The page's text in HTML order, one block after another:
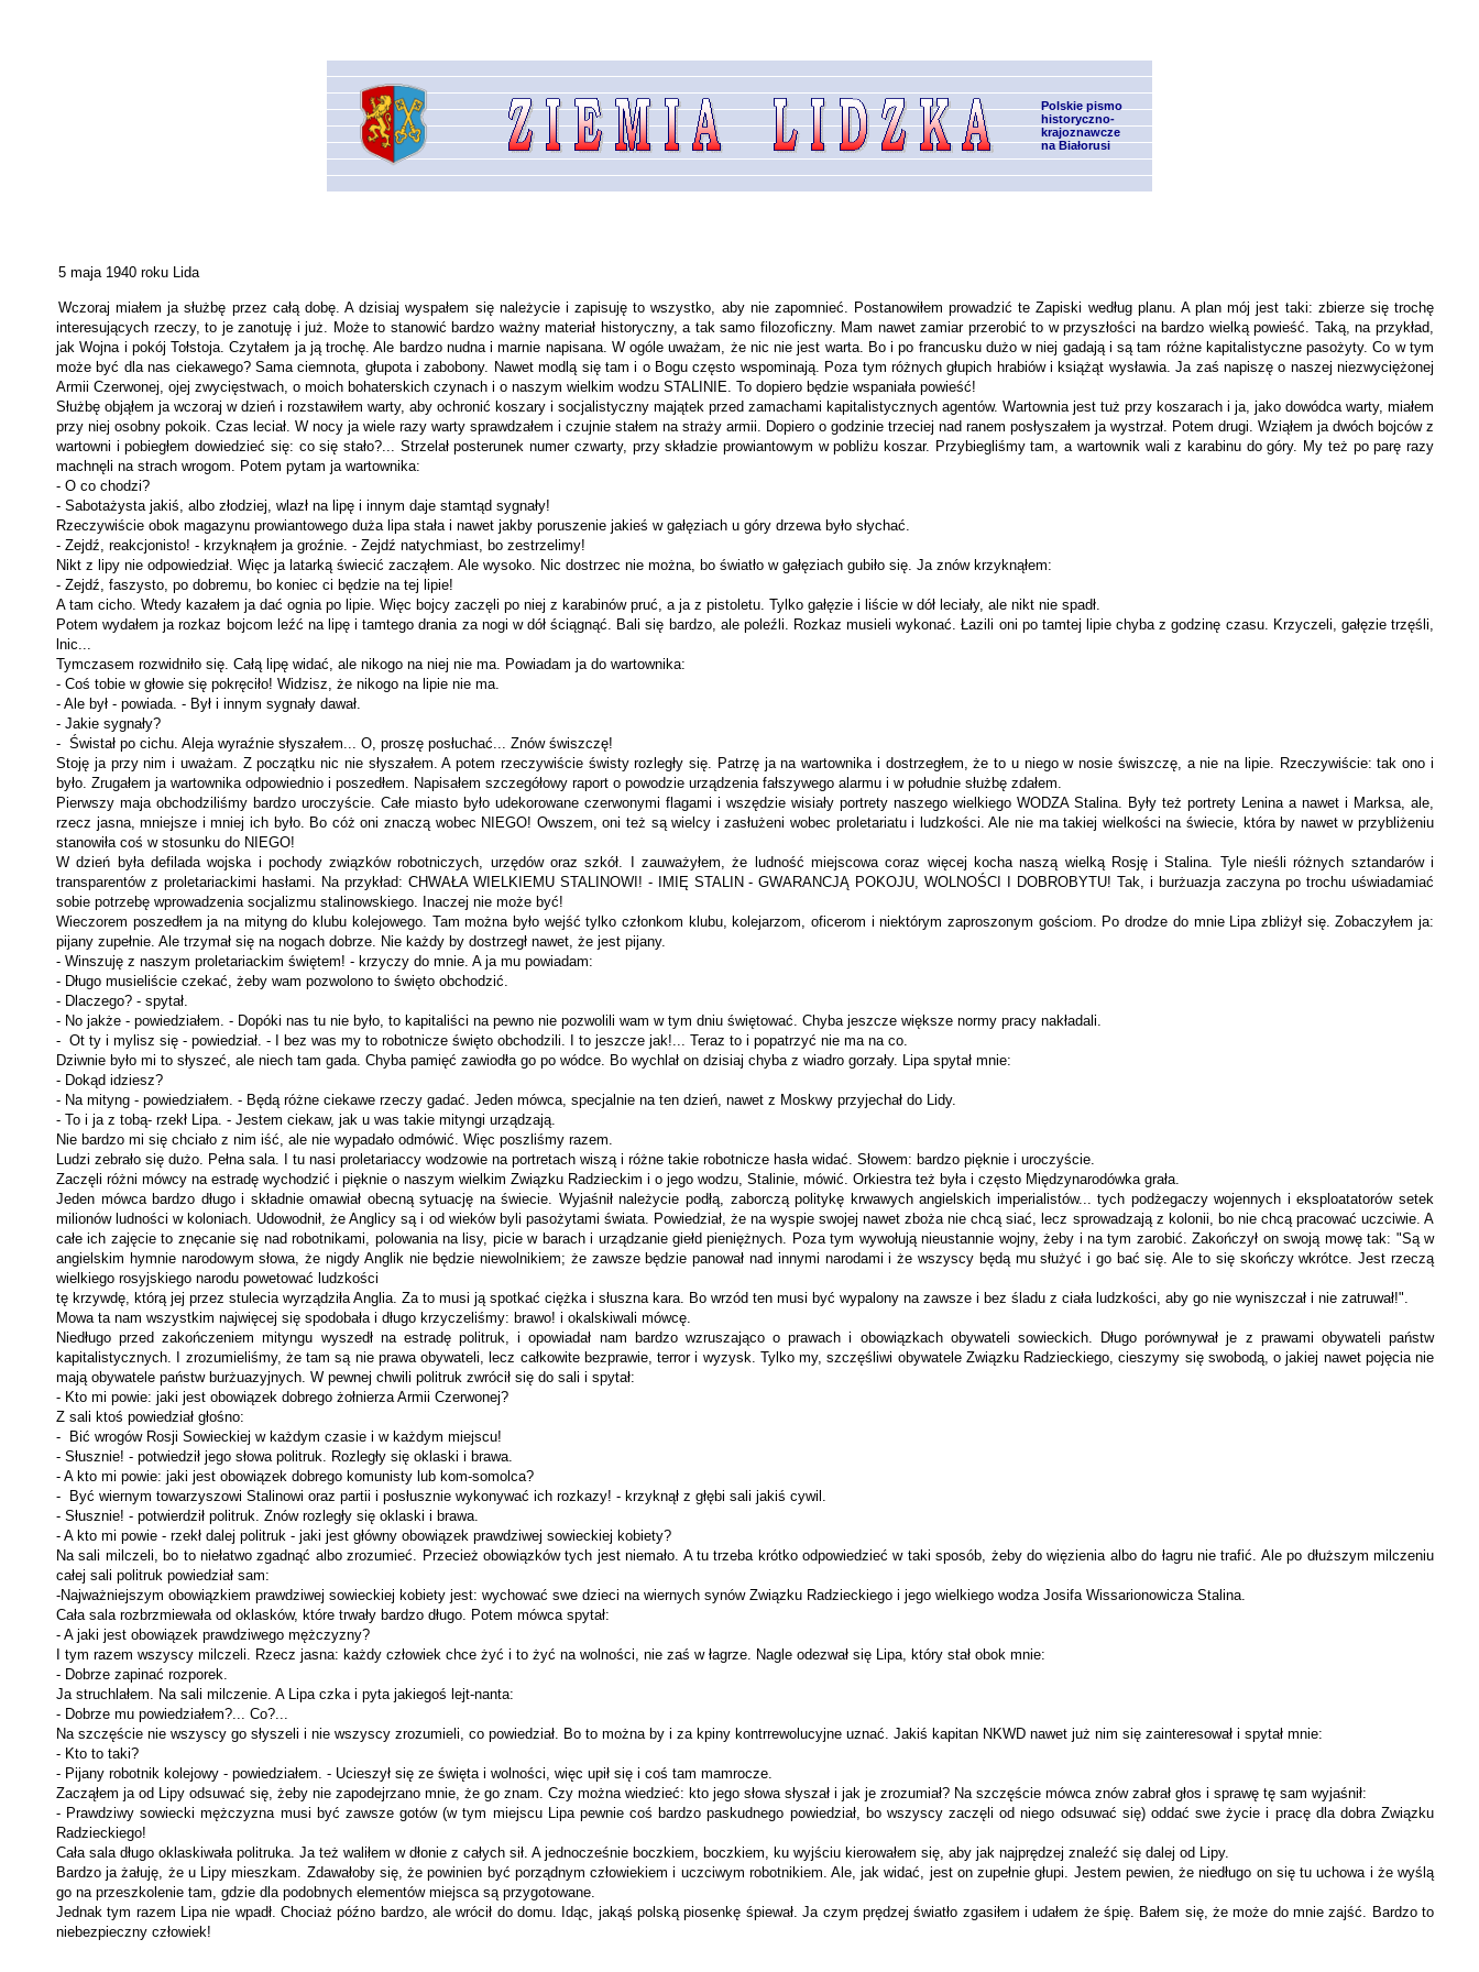
Polskie pismo
historyczno-
krajoznawcze
na Białorusi
5 maja 1940 roku Lida
Wczoraj miałem ja służbę przez całą dobę. A dzisiaj wyspałem się należycie i zapisuję to wszystko, aby nie zapomnieć. Postanowiłem prowadzić te Zapiski według planu. A plan mój jest taki: zbierze się trochę
interesujących rzeczy, to je zanotuję i już. Może to stanowić bardzo ważny materiał historyczny, a tak samo filozoficzny. Mam na­wet zamiar przerobić to w przyszłości na bardzo wielką powieść. Ta­ką, na przykład,
jak Wojna i pokój Tołstoja. Czytałem ja ją trochę. Ale bardzo nudna i marnie napisana. W ogóle uważam, że nic nie jest warta. Bo i po francusku dużo w niej gadają i są tam różne kapitalistyczne pasożyty. Co w tym
może być dla nas ciekawego? Sama ciemnota, głu­pota i zabobony. Nawet modlą się tam i o Bogu często wspominają. Poza tym różnych głupich hrabiów i książąt wysławia. Ja zaś napiszę o naszej niezwyciężonej
Armii Czerwonej, ojej zwycięstwach, o moich bohaterskich czynach i o naszym wielkim wodzu STALINIE. To dopie­ro będzie wspaniała powieść!
Służbę objąłem ja wczoraj w dzień i rozstawiłem warty, aby ochro­nić koszary i socjalistyczny majątek przed zamachami kapitalistycznych agentów. Wartownia jest tuż przy koszarach i ja, jako dowódca warty, miałem
przy niej osobny pokoik. Czas leciał. W nocy ja wiele razy warty sprawdzałem i czujnie stałem na straży armii. Dopiero o godzinie trzeciej nad ranem posłyszałem ja wystrzał. Potem drugi. Wziąłem ja dwóch bojców z
wartowni i pobiegłem dowiedzieć się: co się stało?... Strzelał posterunek numer czwarty, przy składzie prowiantowym w po­bliżu koszar. Przybiegliśmy tam, a wartownik wali z karabinu do góry. My też po parę razy
machnęli na strach wrogom. Potem pytam ja war­townika:
- O co chodzi?
- Sabotażysta jakiś, albo złodziej, wlazł na lipę i innym daje stamtąd sygnały!
Rzeczywiście obok magazynu prowiantowego duża lipa stała i na­wet jakby poruszenie jakieś w gałęziach u góry drzewa było słychać.
- Zejdź, reakcjonisto! - krzyknąłem ja groźnie. - Zejdź natychmiast, bo zestrzelimy!
Nikt z lipy nie odpowiedział. Więc ja latarką świecić zacząłem. Ale wysoko. Nic dostrzec nie można, bo światło w gałęziach gubiło się. Ja znów krzyknąłem:
- Zejdź, faszysto, po dobremu, bo koniec ci będzie na tej lipie!
A tam cicho. Wtedy kazałem ja dać ognia po lipie. Więc bojcy zaczęli po niej z karabinów pruć, a ja z pistoletu. Tylko gałęzie i liście w dół leciały, ale nikt nie spadł.
Potem wydałem ja rozkaz bojcom leźć na lipę i tamtego drania za nogi w dół ściągnąć. Bali się bardzo, ale poleźli. Rozkaz musieli wy­konać. Łazili oni po tamtej lipie chyba z godzinę czasu. Krzyczeli, gałę­zie trzęśli,
lnic...
Tymczasem rozwidniło się. Całą lipę widać, ale nikogo na niej nie ma. Powiadam ja do wartownika:
- Coś tobie w głowie się pokręciło! Widzisz, że nikogo na lipie nie ma.
- Ale był - powiada. - Był i innym sygnały dawał.
- Jakie sygnały?
- Świstał po cichu. Aleja wyraźnie słyszałem... O, proszę posłu­chać... Znów świszczę!
Stoję ja przy nim i uważam. Z początku nic nie słyszałem. A potem rzeczywiście świsty rozległy się. Patrzę ja na wartownika i dostrzegłem, że to u niego w nosie świszczę, a nie na lipie. Rzeczywiście: tak ono i
było. Zrugałem ja wartownika odpowiednio i poszedłem. Napisałem szczegółowy raport o powodzie urządzenia fałszywego alarmu i w po­łudnie służbę zdałem.
Pierwszy maja obchodziliśmy bardzo uroczyście. Całe miasto było udekorowane czerwonymi flagami i wszędzie wisiały portrety naszego wielkiego WODZA Stalina. Były też portrety Lenina a nawet i Marksa, ale,
rzecz jasna, mniejsze i mniej ich było. Bo cóż oni znaczą wobec NIEGO! Owszem, oni też są wielcy i zasłużeni wobec proletariatu i ludzkości. Ale nie ma takiej wielkości na świecie, która by nawet w przybliżeniu
stanowiła coś w stosunku do NIEGO!
W dzień była defilada wojska i pochody związków robotniczych, urzędów oraz szkół. I zauważyłem, że ludność miejscowa coraz wię­cej kocha naszą wielką Rosję i Stalina. Tyle nieśli różnych sztandarów i
transparentów z proletariackimi hasłami. Na przykład: CHWAŁA WIELKIEMU STALINOWI! - IMIĘ STALIN - GWARANCJĄ PO­KOJU, WOLNOŚCI I DOBROBYTU! Tak, i burżuazja zaczyna po tro­chu uświadamiać
sobie potrzebę wprowadzenia socjalizmu stalinow­skiego. Inaczej nie może być!
Wieczorem poszedłem ja na mityng do klubu kolejowego. Tam można było wejść tylko członkom klubu, kolejarzom, oficerom i niektó­rym zaproszonym gościom. Po drodze do mnie Lipa zbliżył się. Zoba­czyłem ja:
pijany zupełnie. Ale trzymał się na nogach dobrze. Nie każdy by dostrzegł nawet, że jest pijany.
- Winszuję z naszym proletariackim świętem! - krzyczy do mnie. A ja mu powiadam:
- Długo musieliście czekać, żeby wam pozwolono to święto ob­chodzić.
- Dlaczego? - spytał.
- No jakże - powiedziałem. - Dopóki nas tu nie było, to kapitaliści na pewno nie pozwolili wam w tym dniu świętować. Chyba jeszcze większe normy pracy nakładali.
- Ot ty i mylisz się - powiedział. - I bez was my to robotnicze święto obchodzili. I to jeszcze jak!... Teraz to i popatrzyć nie ma na co.
Dziwnie było mi to słyszeć, ale niech tam gada. Chyba pamięć za­wiodła go po wódce. Bo wychlał on dzisiaj chyba z wiadro gorzały. Lipa spytał mnie:
- Dokąd idziesz?
- Na mityng - powiedziałem. - Będą różne ciekawe rzeczy gadać. Jeden mówca, specjalnie na ten dzień, nawet z Moskwy przyjechał do Lidy.
- To i ja z tobą- rzekł Lipa. - Jestem ciekaw, jak u was takie mityn­gi urządzają.
Nie bardzo mi się chciało z nim iść, ale nie wypadało odmówić. Więc poszliśmy razem.
Ludzi zebrało się dużo. Pełna sala. I tu nasi proletariaccy wodzo­wie na portretach wiszą i różne takie robotnicze hasła widać. Słowem: bardzo pięknie i uroczyście.
Zaczęli różni mówcy na estradę wychodzić i pięknie o naszym wiel­kim Związku Radzieckim i o jego wodzu, Stalinie, mówić. Orkiestra też była i często Międzynarodówka grała.
Jeden mówca bardzo długo i składnie omawiał obecną sytuację na świecie. Wyjaśnił należycie podłą, zaborczą politykę krwawych an­gielskich imperialistów... tych podżegaczy wojennych i eksploatatorów setek
milionów ludności w koloniach. Udowodnił, że Anglicy są i od wieków byli pasożytami świata. Powiedział, że na wyspie swojej na­wet zboża nie chcą siać, lecz sprowadzają z kolonii, bo nie chcą pra­cować uczciwie. A
całe ich zajęcie to znęcanie się nad robotnikami, polowania na lisy, picie w barach i urządzanie giełd pieniężnych. Poza tym wywołują nieustannie wojny, żeby i na tym zarobić. Zakończył on swoją mowę tak: "Są w
angielskim hymnie narodowym słowa, że nigdy Anglik nie będzie niewolnikiem; że zawsze będzie panował nad innymi narodami i że wszyscy będą mu służyć i go bać się. Ale to się skończy wkrótce. Jest rzeczą
wielkiego rosyjskiego narodu powetować ludzkości
tę krzywdę, którą jej przez stulecia wyrządziła Anglia. Za to musi ją spotkać ciężka i słuszna kara. Bo wrzód ten musi być wypalony na zaw­sze i bez śladu z ciała ludzkości, aby go nie wyniszczał i nie zatruwał!".
Mowa ta nam wszystkim najwięcej się spodobała i długo krzycze­liśmy: brawo! i okalskiwali mówcę.
Niedługo przed zakończeniem mityngu wyszedł na estradę politruk, i opowiadał nam bardzo wzruszająco o prawach i obowiązkach obywa­teli sowieckich. Długo porównywał je z prawami obywateli państw
kapitalistycznych. I zrozumieliśmy, że tam są nie prawa obywateli, lecz całkowite bezprawie, terror i wyzysk. Tylko my, szczęśliwi obywatele Związku Radzieckiego, cieszymy się swobodą, o jakiej nawet pojęcia nie
mają obywatele państw burżuazyjnych. W pewnej chwili politruk zwrócił się do sali i spytał:
- Kto mi powie: jaki jest obowiązek dobrego żołnierza Armii Czer­wonej?
Z sali ktoś powiedział głośno:
- Bić wrogów Rosji Sowieckiej w każdym czasie i w każdym miejscu!
- Słusznie! - potwiedził jego słowa politruk. Rozległy się oklaski i brawa.
- A kto mi powie: jaki jest obowiązek dobrego komunisty lub kom-somolca?
- Być wiernym towarzyszowi Stalinowi oraz partii i posłusznie wykonywać ich rozkazy! - krzyknął z głębi sali jakiś cywil.
- Słusznie! - potwierdził politruk. Znów rozległy się oklaski i brawa.
- A kto mi powie - rzekł dalej politruk - jaki jest główny obowią­zek prawdziwej sowieckiej kobiety?
Na sali milczeli, bo to niełatwo zgadnąć albo zrozumieć. Przecież obowiązków tych jest niemało. A tu trzeba krótko odpowiedzieć w taki sposób, żeby do więzienia albo do łagru nie trafić. Ale po dłuższym milczeniu
całej sali politruk powiedział sam:
-Najważniejszym obowiązkiem prawdziwej sowieckiej kobiety jest: wychować swe dzieci na wiernych synów Związku Radzieckiego i jego wielkiego wodza Josifa Wissarionowicza Stalina.
Cała sala rozbrzmiewała od oklasków, które trwały bardzo długo. Potem mówca spytał:
- A jaki jest obowiązek prawdziwego mężczyzny?
I tym razem wszyscy milczeli. Rzecz jasna: każdy człowiek chce żyć i to żyć na wolności, nie zaś w łagrze. Nagle odezwał się Lipa, który stał obok mnie:
- Dobrze zapinać rozporek.
Ja struchlałem. Na sali milczenie. A Lipa czka i pyta jakiegoś lejt-nanta:
- Dobrze mu powiedziałem?... Co?...
Na szczęście nie wszyscy go słyszeli i nie wszyscy zrozumieli, co powiedział. Bo to można by i za kpiny kontrrewolucyjne uznać. Jakiś kapitan NKWD nawet już nim się zainteresował i spytał mnie:
- Kto to taki?
- Pijany robotnik kolejowy - powiedziałem. - Ucieszył się ze święta i wolności, więc upił się i coś tam mamrocze.
Zacząłem ja od Lipy odsuwać się, żeby nie zapodejrzano mnie, że go znam. Czy można wiedzieć: kto jego słowa słyszał i jak je zrozumiał? Na szczęście mówca znów zabrał głos i sprawę tę sam wyjaśnił:
- Prawdziwy sowiecki mężczyzna musi być zawsze gotów (w tym miejscu Lipa pewnie coś bardzo paskudnego powiedział, bo wszyscy zaczęli od niego odsuwać się) oddać swe życie i pracę dla dobra Związ­ku
Radzieckiego!
Cała sala długo oklaskiwała politruka. Ja też waliłem w dłonie z ca­łych sił. A jednocześnie boczkiem, boczkiem, ku wyjściu kierowałem się, aby jak najprędzej znaleźć się dalej od Lipy.
Bardzo ja żałuję, że u Lipy mieszkam. Zdawałoby się, że powinien być porządnym człowiekiem i uczciwym robotnikiem. Ale, jak widać, jest on zupełnie głupi. Jestem pewien, że niedługo on się tu uchowa i że wyślą
go na przeszkolenie tam, gdzie dla podobnych elementów miejsca są przygotowane.
Jednak tym razem Lipa nie wpadł. Chociaż późno bardzo, ale wrócił do domu. Idąc, jakąś polską piosenkę śpiewał. Ja czym prędzej światło zgasiłem i udałem że śpię. Bałem się, że może do mnie zajść. Bardzo to
niebezpieczny człowiek!